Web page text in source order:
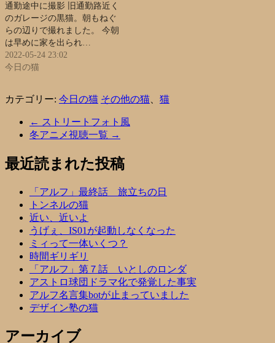
通勤途中に撮影 旧通勤路近く
のガレージの黒猫。朝もねぐ
らの辺りで撮れました。 今朝
は早めに家を出られ…
2022-05-24 23:02
今日の猫
カテゴリー: 今日の猫 その他の猫 猫
← ストリートフォト風
冬アニメ視聴一覧 →
最近読まれた投稿
「アルフ」最終話 旅立ちの日
トンネルの猫
近い、近いよ
うげぇ、IS01が起動しなくなった
ミィって一体いくつ？
時間ギリギリ
「アルフ」第７話 いとしのロンダ
アストロ球団ドラマ化で発覚した事実
アルフ名言集botが止まっていました
デザイン塾の猫
アーカイブ